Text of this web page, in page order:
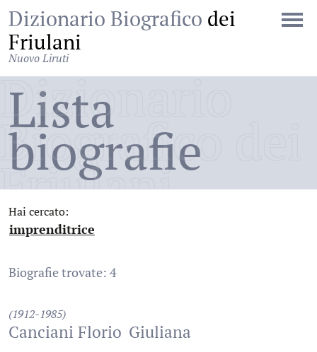
Dizionario Biografico dei
Friulani
Nuovo Liruti
Dizionario
Biografico dei
Friulani
Lista
biografie
Hai cercato:
imprenditrice
Biografie trovate: 4
(1912-1985)
Canciani Florio Giuliana